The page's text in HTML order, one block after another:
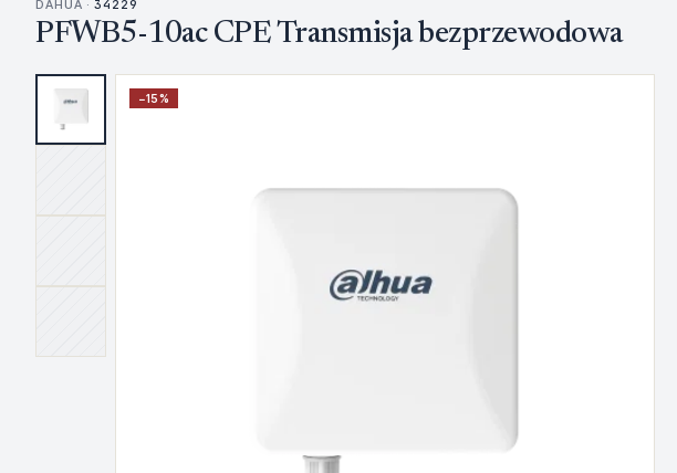
DAHUA · 34229
PFWB5-10ac CPE Transmisja bezprzewodowa
−15%